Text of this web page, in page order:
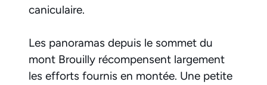
caniculaire.
Les panoramas depuis le sommet du
mont Brouilly récompensent largement
les efforts fournis en montée. Une petite